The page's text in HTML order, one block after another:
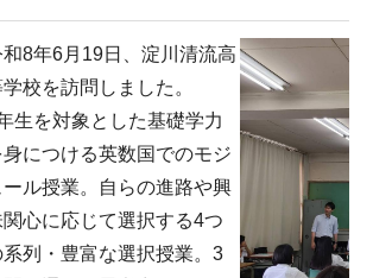
和8年6月19日、淀川清流高
校を訪問しました。
生を対象とした基礎学力
身につける英数国でのモジ
ール授業。自らの進路や興
関心に応じて選択する4つ
系列・豊富な選択授業。3